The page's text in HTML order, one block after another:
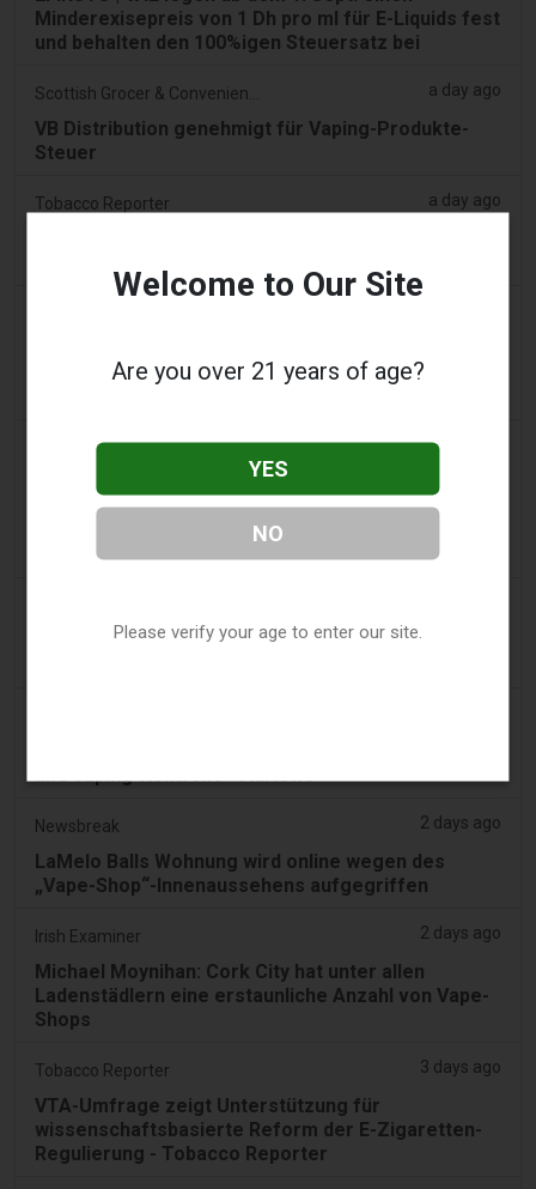
Minderexisepreis von 1 Dh pro ml für E-Liquids fest
und behalten den 100%igen Steuersatz bei
a day ago
VB Distribution genehmigt für Vaping-Produkte-
Steuer
Tobacco Reporter a day ago
staatliches Verbraucherschutzgesetz
Google News 2 days ago
Mann gibt Geständnis, Teil eines Syndikats
gewesen zu sein, das 58.000 E-Zigaretten-Artikel
in einem Haus in Lentor und einem Condo in
Sembawang gelagert hat
Zu viele Vape-Shops in der Einkaufsstraße,
Newsbreak 2 days ago
LaMelo Balls Wohnung wird online wegen des
„Vape-Shop“-Innenaussehens aufgegriffen
Irish Examiner 2 days ago
Michael Moynihan: Cork City hat unter allen
Ladenstädlern eine erstaunliche Anzahl von Vape-
Shops
Tobacco Reporter 3 days ago
VTA-Umfrage zeigt Unterstützung für
wissenschaftsbasierte Reform der E-Zigaretten-
Regulierung - Tobacco Reporter
Welcome to Our Site
Are you over 21 years of age?
YES
NO
Please verify your age to enter our site.